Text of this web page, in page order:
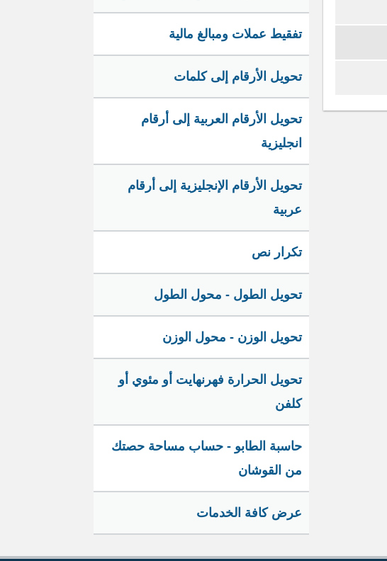
تفقيط عملات ومبالغ مالية
تحويل الأرقام إلى كلمات
تحويل الأرقام العربية إلى أرقام
انجليزية
تحويل الأرقام الإنجليزية إلى أرقام
عربية
تكرار نص
تحويل الطول - محول الطول
تحويل الوزن - محول الوزن
تحويل الحرارة فهرنهايت أو مئوي أو
كلفن
حاسبة الطابو - حساب مساحة حصتك
من القوشان
عرض كافة الخدمات